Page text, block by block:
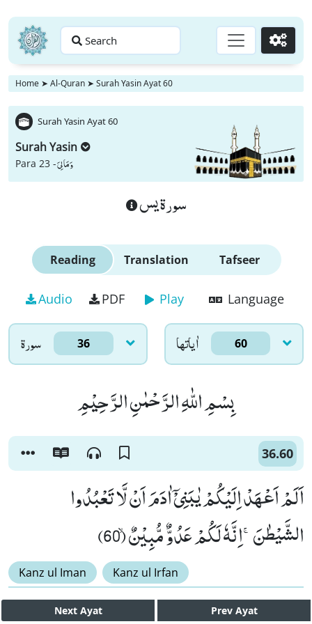
Search Go
Home ➤ Al-Quran ➤ Surah Yasin Ayat 60
Surah Yasin Ayat 60
Surah Yasin
Para 23 -وَ مَا لِیَ
سورة يس
Reading Translation Tafseer
Audio PDF Play Language
سورۃ 36 اٰياتها 60
بِسْمِ اللّٰهِ الرَّحْمٰنِ الرَّحِیْمِ
36.60
اَلَمْ اَعْهَدْ اِلَیْكُمْ یٰبَنِیْۤ اٰدَمَ اَنْ لَّا تَعْبُدُوا
الشَّیْطٰنَۚ-اِنَّهٗ لَكُمْ عَدُوٌّ مُّبِیْنٌۙ (60)
Kanz ul Iman Kanz ul Irfan
Next Ayat Prev Ayat